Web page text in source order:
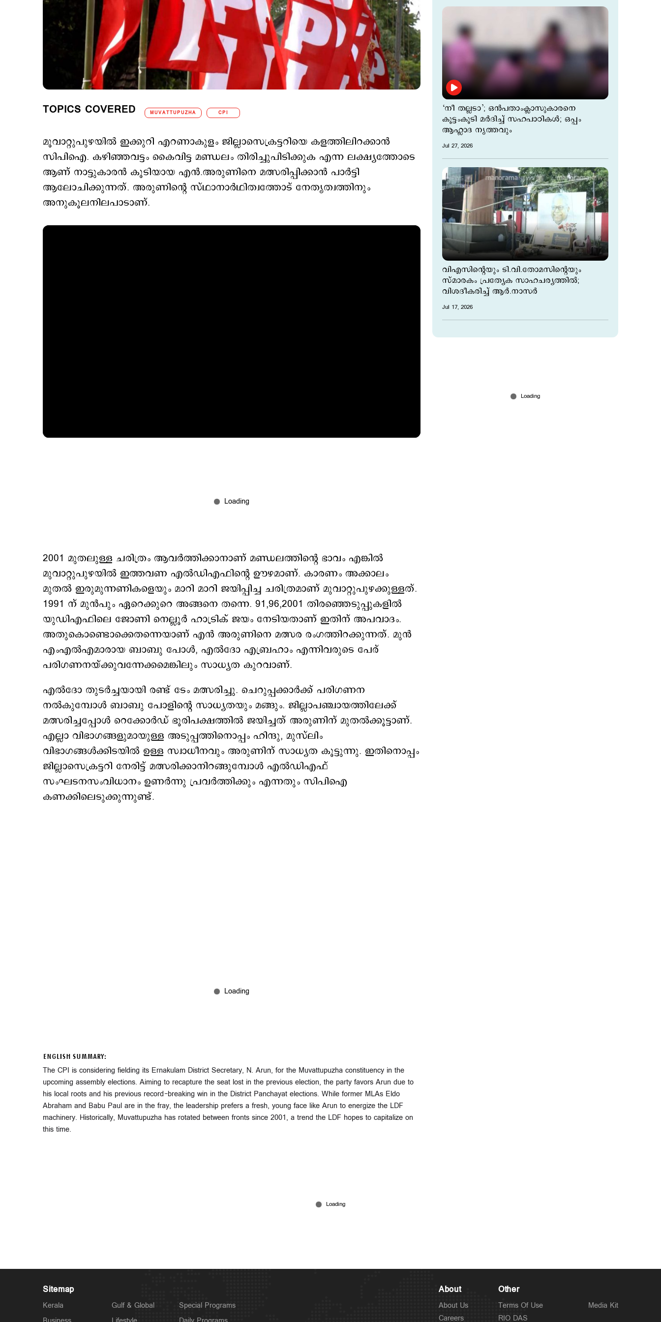
TOPICS COVERED MUVATTUPUZHA CPI
മൂവാറ്റുപുഴയിൽ ഇക്കുറി എറണാകുളം ജില്ലാസെക്രട്ടറിയെ കളത്തിലിറക്കാൻ
സിപിഐ. കഴിഞ്ഞവട്ടം കൈവിട്ട മണ്ഡലം തിരിച്ചുപിടിക്കുക എന്ന ലക്ഷ്യത്തോടെ
ആണ് നാട്ടുകാരൻ കൂടിയായ എൻ.അരുണിനെ മത്സരിപ്പിക്കാൻ പാർട്ടി
ആലോചിക്കുന്നത്. അരുണിന്റെ സ്ഥാനാർഥിത്വത്തോട് നേതൃത്വത്തിനും
അനുകൂലനിലപാടാണ്.
2001 മുതലുള്ള ചരിത്രം ആവർത്തിക്കാനാണ് മണ്ഡലത്തിന്റെ ഭാവം എങ്കിൽ
മുവാറ്റുപുഴയിൽ ഇത്തവണ എൽഡിഎഫിന്റെ ഊഴമാണ്. കാരണം അക്കാലം
മുതൽ ഇരുമുന്നണികളെയും മാറി മാറി ജയിപ്പിച്ച ചരിത്രമാണ് മുവാറ്റുപുഴക്കുള്ളത്.
1991 ന് മുൻപും ഏറെക്കുറെ അങ്ങനെ തന്നെ. 91,96,2001 തിരഞ്ഞെടുപ്പുകളിൽ
യുഡിഎഫിലെ ജോണി നെല്ലൂർ ഹാട്രിക് ജയം നേടിയതാണ് ഇതിന് അപവാദം.
അതുകൊണ്ടൊക്കെതന്നെയാണ് എൻ അരുണിനെ മത്സര രംഗത്തിറക്കുന്നത്. മുൻ
എംഎൽഎമാരായ ബാബു പോൾ, എൽദോ എബ്രഹാം എന്നിവരുടെ പേര്
പരിഗണനയ്ക്കുവന്നേക്കമെങ്കിലും സാധ്യത കുറവാണ്.
എൽദോ തുടർച്ചയായി രണ്ട് ടേം മത്സരിച്ചു. ചെറുപ്പക്കാർക്ക് പരിഗണന
നൽകുമ്പോൾ ബാബു പോളിന്റെ സാധ്യതയും മങ്ങും. ജില്ലാപഞ്ചായത്തിലേക്ക്
മത്സരിച്ചപ്പോൾ റെക്കോർഡ് ഭൂരിപക്ഷത്തിൽ ജയിച്ചത് അരുണിന് മുതൽക്കൂട്ടാണ്.
എല്ലാ വിഭാഗങ്ങളുമായുള്ള അടുപ്പത്തിനൊപ്പം ഹിന്ദു, മുസ്‍ലിം
വിഭാഗങ്ങള്‍ക്കിടയില്‍ ഉള്ള സ്വാധീനവും അരുണിന് സാധ്യത കൂട്ടുന്നു. ഇതിനൊപ്പം
ജില്ലാസെക്രട്ടറി നേരിട്ട് മത്സരിക്കാനിറങ്ങുമ്പോൾ എൽഡിഎഫ്
സംഘടനസംവിധാനം ഉണർന്നു പ്രവർത്തിക്കും എന്നതും സിപിഐ
കണക്കിലെടുക്കുന്നുണ്ട്.
ENGLISH SUMMARY:
The CPI is considering fielding its Ernakulam District Secretary, N. Arun, for the Muvattupuzha constituency in the
upcoming assembly elections. Aiming to recapture the seat lost in the previous election, the party favors Arun due to
his local roots and his previous record-breaking win in the District Panchayat elections. While former MLAs Eldo
Abraham and Babu Paul are in the fray, the leadership prefers a fresh, young face like Arun to energize the LDF
machinery. Historically, Muvattupuzha has rotated between fronts since 2001, a trend the LDF hopes to capitalize on
this time.
‘നീ തല്ലടാ’; ഒൻപതാംക്ലാസുകാരനെ
കൂട്ടംകൂടി മര്‍ദിച്ച് സഹപാഠികള്‍; ഒപ്പം
ആഹ്ലാദ നൃത്തവും
Jul 27, 2026
വിഎസിന്‍റെയും ടി.വി.തോമസിന്‍റെയും
സ്മാരകം പ്രത്യേക സാഹചര്യത്തില്‍;
വിശദീകരിച്ച് ആര്‍.നാസര്‍
Jul 17, 2026
Sitemap
Kerala
Gulf & Global
Special Programs
About
About Us
Careers
Other
Terms Of Use
RIO DAS
Media Kit